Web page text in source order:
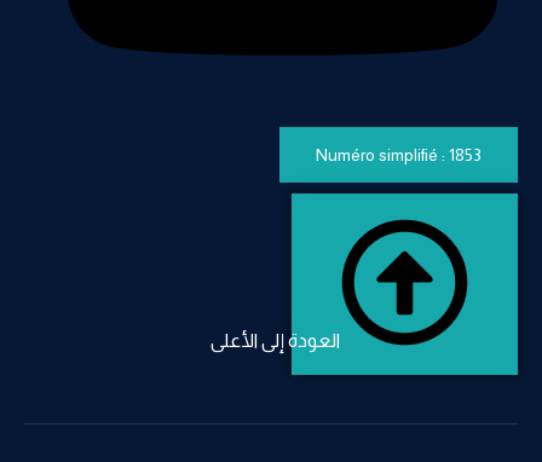
Numéro simplifié : 1853
العودة إلى الأعلى